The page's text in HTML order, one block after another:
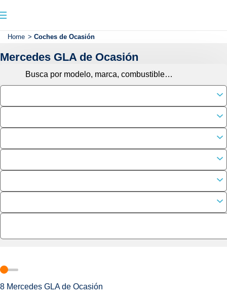
Home > Coches de Ocasión
Mercedes GLA de Ocasión
8 Mercedes GLA de Ocasión